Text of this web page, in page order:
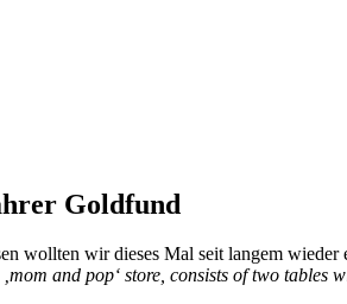
Goldfund
wollten wir dieses Mal seit langem wieder
and pop‘ store, consists of two tables